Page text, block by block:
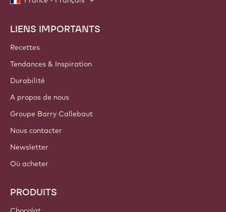
Footer
Callebaut
LIENS IMPORTANTS
Recettes
Tendances & Inspiration
Durabilité
A propos de nous
Groupe Barry Callebaut
Nous contacter
Newsletter
Où acheter
PRODUITS